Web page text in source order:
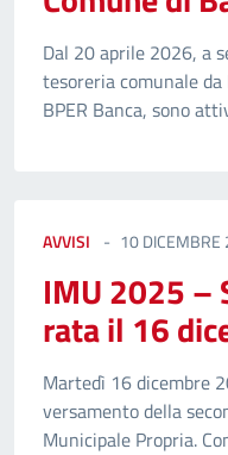
Dal 20 aprile 2026, a
tesoreria comunale
BPER Banca, sono
AVVISI 10 DICEMBRE
IMU 2025 –
rata il 16
Martedì 16 dicembre
versamento della
Municipale Propria.